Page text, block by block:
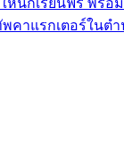
นักเรียนฟรี พร้
คาแรกเตอร์ใน